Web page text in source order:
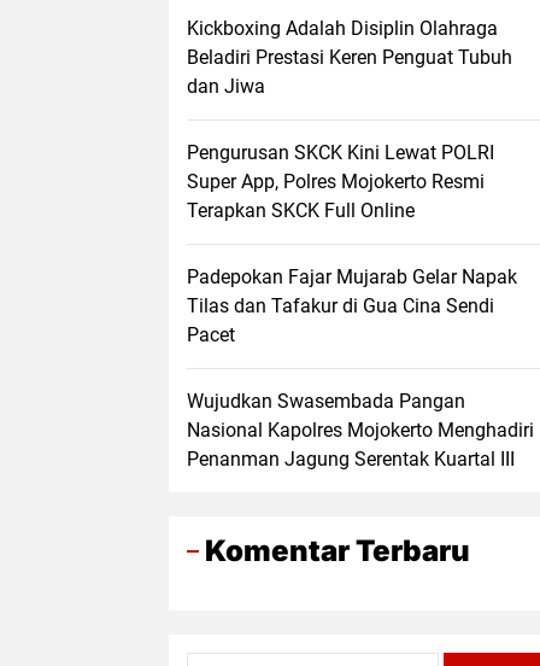
Kickboxing Adalah Disiplin Olahraga
Beladiri Prestasi Keren Penguat Tubuh
dan Jiwa
Pengurusan SKCK Kini Lewat POLRI
Super App, Polres Mojokerto Resmi
Terapkan SKCK Full Online
Padepokan Fajar Mujarab Gelar Napak
Tilas dan Tafakur di Gua Cina Sendi
Pacet
Wujudkan Swasembada Pangan
Nasional Kapolres Mojokerto Menghadiri
Penanman Jagung Serentak Kuartal III
Komentar Terbaru